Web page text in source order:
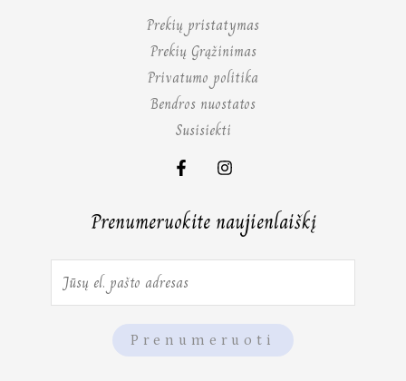
Prekių pristatymas
Prekių Grąžinimas
Privatumo politika
Bendros nuostatos
Susisiekti
Prenumeruokite naujienlaiškį
Prenumeruoti